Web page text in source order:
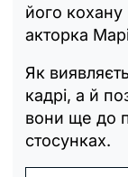
його кохану
акторка
Як
кадрі, а й
вони ще до
стосунках.